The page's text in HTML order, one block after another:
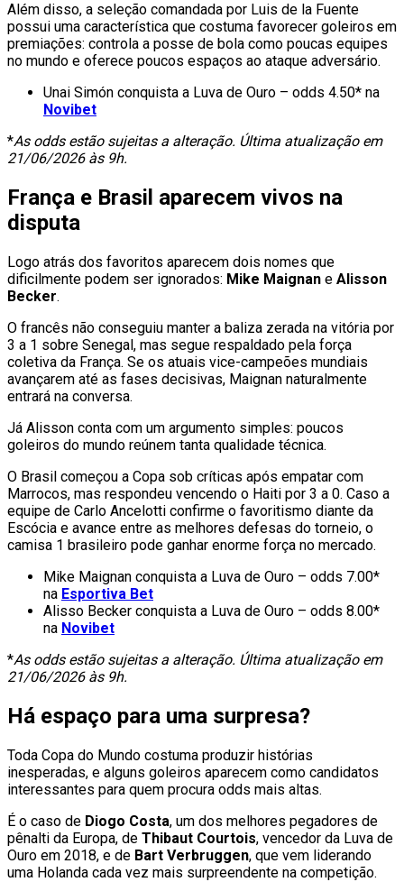
Além disso, a seleção comandada por Luis de la Fuente
possui uma característica que costuma favorecer goleiros em
premiações: controla a posse de bola como poucas equipes
no mundo e oferece poucos espaços ao ataque adversário.
Unai Simón conquista a Luva de Ouro – odds 4.50* na
Novibet
*As odds estão sujeitas a alteração. Última atualização em
21/06/2026 às 9h.
França e Brasil aparecem vivos na
disputa
Logo atrás dos favoritos aparecem dois nomes que
dificilmente podem ser ignorados: Mike Maignan e Alisson
Becker.
O francês não conseguiu manter a baliza zerada na vitória por
3 a 1 sobre Senegal, mas segue respaldado pela força
coletiva da França. Se os atuais vice-campeões mundiais
avançarem até as fases decisivas, Maignan naturalmente
entrará na conversa.
Já Alisson conta com um argumento simples: poucos
goleiros do mundo reúnem tanta qualidade técnica.
O Brasil começou a Copa sob críticas após empatar com
Marrocos, mas respondeu vencendo o Haiti por 3 a 0. Caso a
equipe de Carlo Ancelotti confirme o favoritismo diante da
Escócia e avance entre as melhores defesas do torneio, o
camisa 1 brasileiro pode ganhar enorme força no mercado.
Mike Maignan conquista a Luva de Ouro – odds 7.00*
na Esportiva Bet
Alisso Becker conquista a Luva de Ouro – odds 8.00*
na Novibet
*As odds estão sujeitas a alteração. Última atualização em
21/06/2026 às 9h.
Há espaço para uma surpresa?
Toda Copa do Mundo costuma produzir histórias
inesperadas, e alguns goleiros aparecem como candidatos
interessantes para quem procura odds mais altas.
É o caso de Diogo Costa, um dos melhores pegadores de
pênalti da Europa, de Thibaut Courtois, vencedor da Luva de
Ouro em 2018, e de Bart Verbruggen, que vem liderando
uma Holanda cada vez mais surpreendente na competição.